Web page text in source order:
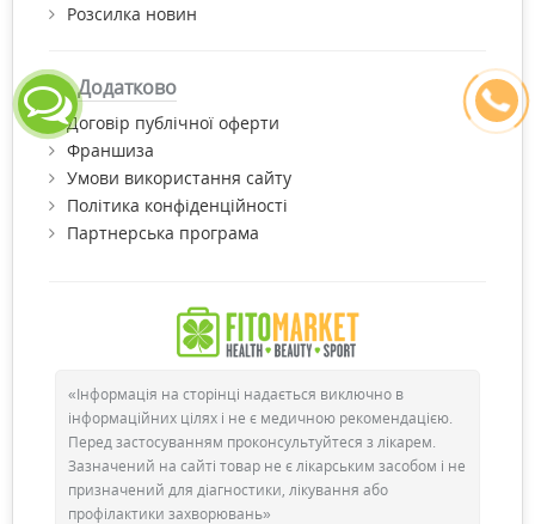
Розсилка новин
Додатково
Договір публічної оферти
Франшиза
Умови використання сайту
Політика конфіденційності
Партнерська програма
«Інформація на сторінці надається виключно в
інформаційних цілях і не є медичною рекомендацією.
Перед застосуванням проконсультуйтеся з лікарем.
Зазначений на сайті товар не є лікарським засобом і не
призначений для діагностики, лікування або
профілактики захворювань»